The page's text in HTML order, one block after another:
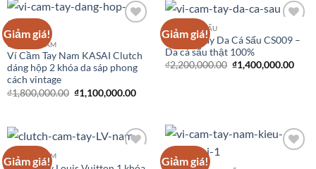
Giảm giá!
CLUTCH NAM
Ví Cầm Tay Nam KASAI Clutch
dáng hộp 2 khóa da sáp phong
cách vintage
₫1,800,000.00 ₫1,100,000.00
Giảm giá!
Wishlist
ĐỒ DA CÁ SẤU
Ví Cầm Tay Da Cá Sấu CS009 –
Da cá sấu thật 100%
₫2,200,000.00 ₫1,400,000.00
Giảm giá!
CLUTCH NAM Giảm giá!